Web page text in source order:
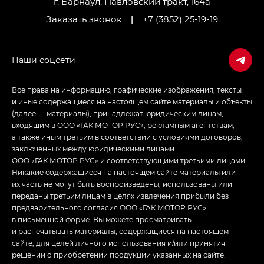
Empow — Эмпау (Empow) в комплектации
Заказать звонок
| +7 (3852) 25-19-19
Все права на информацию, графические изображения, тексты
и иные содержащиеся на настоящем сайте материалы и объекты
(далее — материалы), принадлежат юридическим лицам,
входящим в ООО «ГАК МОТОР РУС», рекламным агентствам,
а также иным третьим в соответствии с условиями договоров,
заключенных между юридическими лицами
ООО «ГАК МОТОР РУС» и соответствующими третьими лицами.
Никакие содержащиеся на настоящем сайте материалы или
их часть не могут быть воспроизведены, использованы или
переданы третьим лицам в целях извлечения прибыли без
предварительного согласия ООО «ГАК МОТОР РУС»
в письменной форме. Вы можете просматривать
и распечатывать материалы, содержащиеся на настоящем
сайте, для целей личного использования и/или принятия
решений о приобретении продукции указанных на сайте.